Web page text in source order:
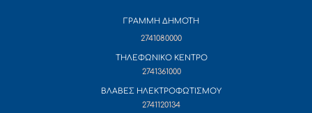
ΓΡΑΜΜΗ ΔΗΜΟΤΗ
2741080000
ΤΗΛΕΦΩΝΙΚΟ ΚΕΝΤΡΟ
2741361000
ΒΛΑΒΕΣ ΗΛΕΚΤΡΟΦΩΤΙΣΜΟΥ
2741120134